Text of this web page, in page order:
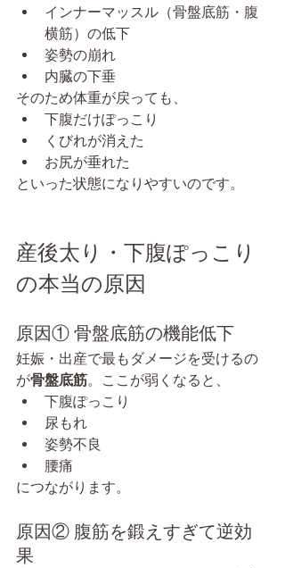
インナーマッスル（骨盤底筋・腹
横筋）の低下
姿勢の崩れ
内臓の下垂
そのため体重が戻っても、
下腹だけぽっこり
くびれが消えた
お尻が垂れた
といった状態になりやすいのです。
産後太り・下腹ぽっこり
の本当の原因
原因① 骨盤底筋の機能低下
妊娠・出産で最もダメージを受けるの
が骨盤底筋。ここが弱くなると、
下腹ぽっこり
尿もれ
姿勢不良
腰痛
につながります。
原因② 腹筋を鍛えすぎて逆効
果